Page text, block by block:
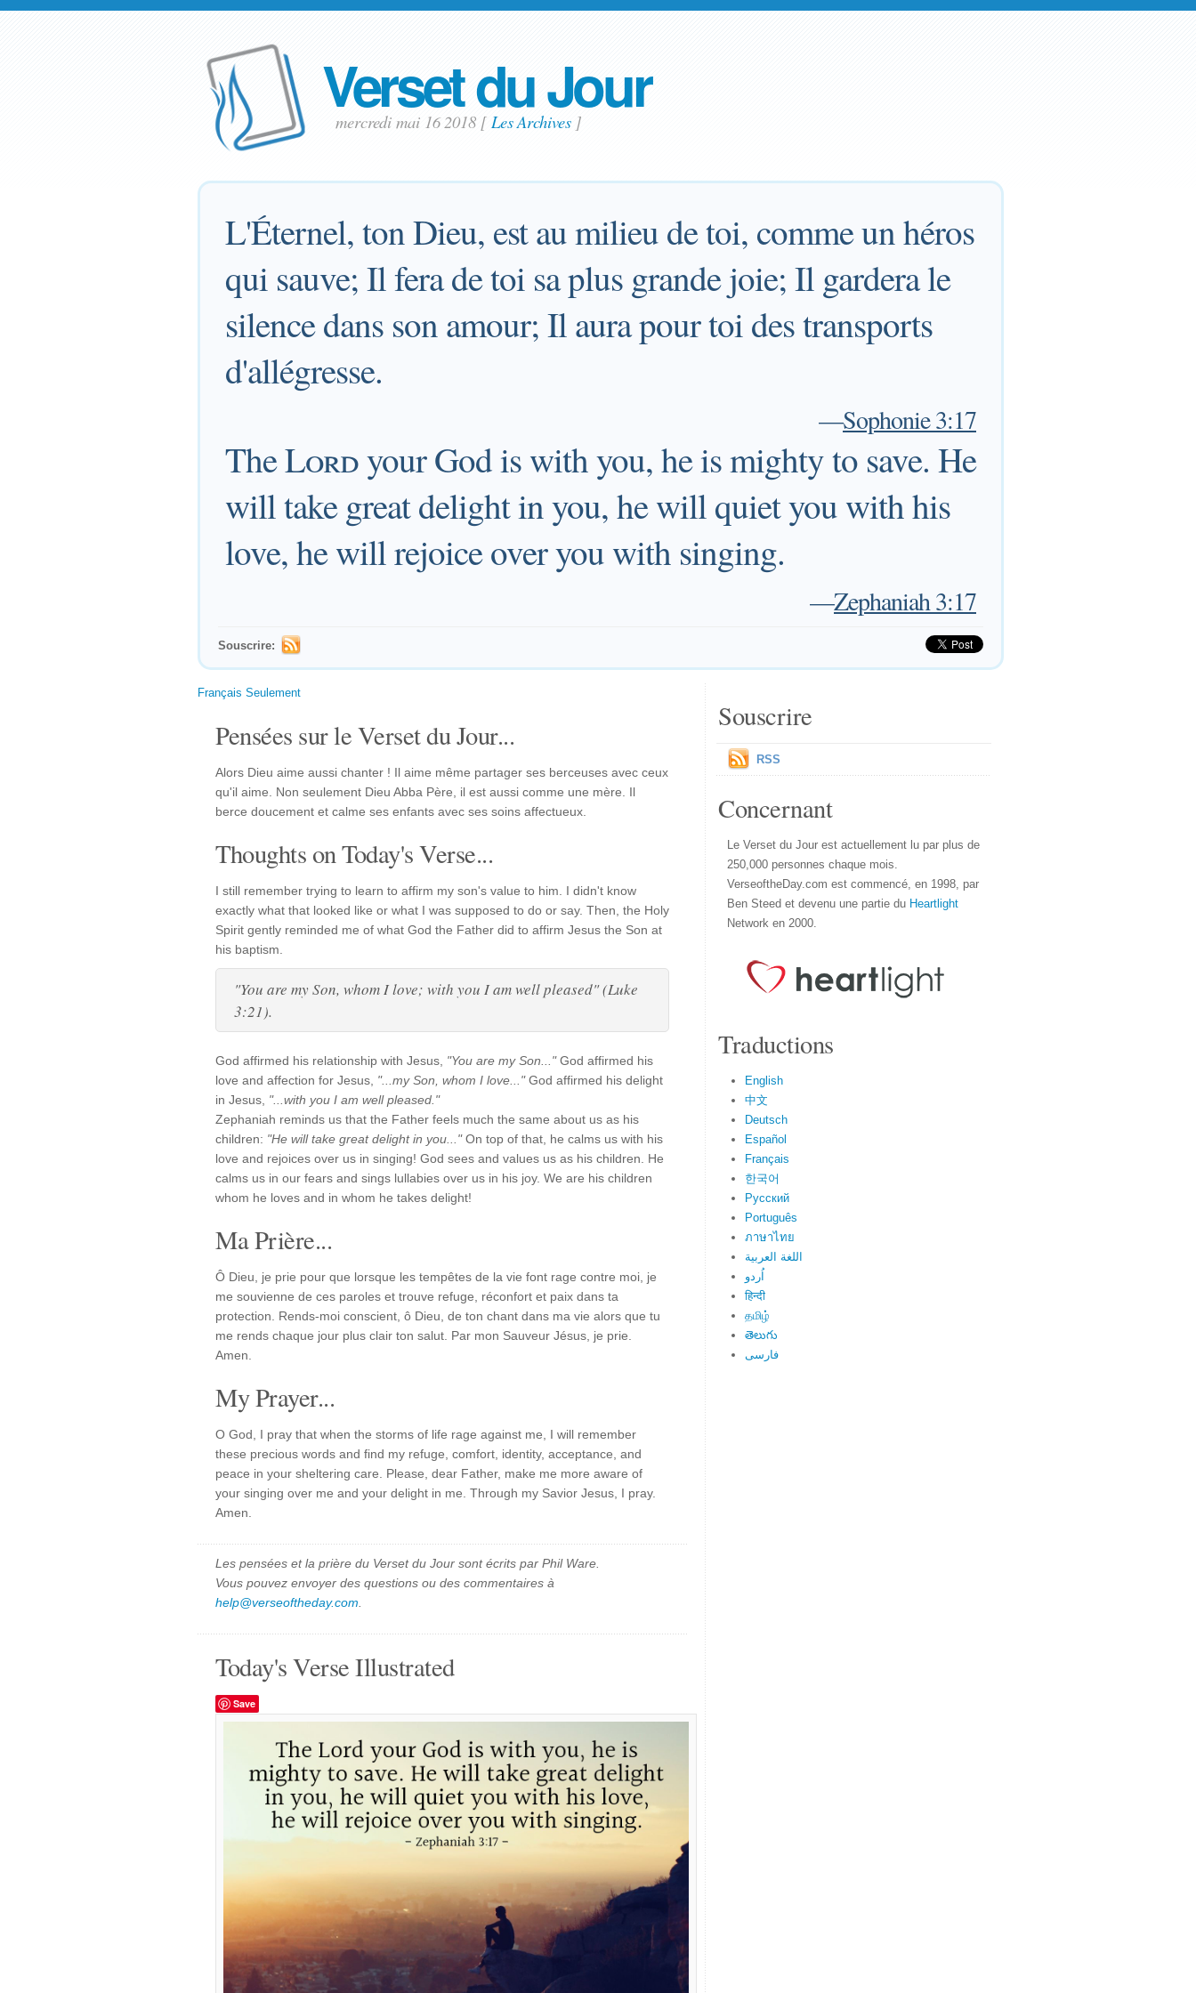
Verset du Jour
mercredi mai 16 2018 [ Les Archives]
L'Éternel, ton Dieu, est au milieu de toi, comme un héros
qui sauve; Il fera de toi sa plus grande joie; Il gardera le
silence dans son amour; Il aura pour toi des transports
d'allégresse.
—Sophonie 3:17
TheLordyour God is with you, he is mighty to save. He
will take great delight in you, he will quiet you with his
love, he will rejoice over you with singing.
—Zephaniah 3:17
Souscrire:
Français Seulement
Pensées sur le Verset du Jour...
Alors Dieu aime aussi chanter ! Il aime même partager ses berceuses avec ceux
qu'il aime. Non seulement Dieu Abba Père, il est aussi comme une mère. Il
berce doucement et calme ses enfants avec ses soins affectueux.
Thoughts on Today's Verse...
I still remember trying to learn to affirm my son's value to him. I didn't know
exactly what that looked like or what I was supposed to do or say. Then, the Holy
Spirit gently reminded me of what God the Father did to affirm Jesus the Son at
his baptism.
"You are my Son, whom I love; with you I am well pleased" (Luke
3:21).
God affirmed his relationship with Jesus, "You are my Son..."God affirmed his
love and affection for Jesus, "...my Son, whom I love..."God affirmed his delight
in Jesus, "...with you I am well pleased."
Zephaniah reminds us that the Father feels much the same about us as his
children: "He will take great delight in you..."On top of that, he calms us with his
love and rejoices over us in singing! God sees and values us as his children. He
calms us in our fears and sings lullabies over us in his joy. We are his children
whom he loves and in whom he takes delight!
Ma Prière...
Ô Dieu, je prie pour que lorsque les tempêtes de la vie font rage contre moi, je
me souvienne de ces paroles et trouve refuge, réconfort et paix dans ta
protection. Rends-moi conscient, ô Dieu, de ton chant dans ma vie alors que tu
me rends chaque jour plus clair ton salut. Par mon Sauveur Jésus, je prie.
Amen.
My Prayer...
O God, I pray that when the storms of life rage against me, I will remember
these precious words and find my refuge, comfort, identity, acceptance, and
peace in your sheltering care. Please, dear Father, make me more aware of
your singing over me and your delight in me. Through my Savior Jesus, I pray.
Amen.
Les pensées et la prière du Verset du Jour sont écrits par Phil Ware.
Vous pouvez envoyer des questions ou des commentaires à
help@verseoftheday.com
Today's Verse Illustrated
Save
Souscrire
RSS
Concernant
Le Verset du Jour est actuellement lu par plus de
250,000 personnes chaque mois.
VerseoftheDay.com est commencé, en 1998, par
Ben Steed et devenu une partie du Heartlight
Network en 2000.
Traductions
English
中文
Deutsch
Español
Français
한국어
Русский
Português
ภาษาไทย
اللغة العربية
اُردو
हिन्दी
தமிழ்
తెలుగు
فارسی